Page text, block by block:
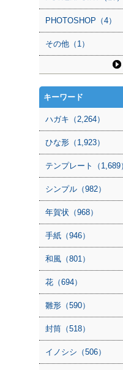
PHOTOSHOP（4）
その他（1）
キーワード
ハガキ（2,264）
ひな形（1,923）
テンプレート（1,689
シンプル（982）
年賀状（968）
手紙（946）
和風（801）
花（694）
雛形（590）
封筒（518）
イノシシ（506）